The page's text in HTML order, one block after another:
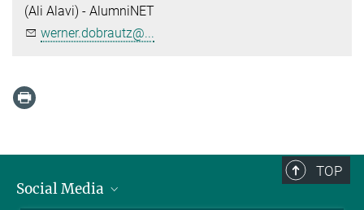
(Ali Alavi) - AlumniNET
werner.dobrautz@...
TOP
Social Media